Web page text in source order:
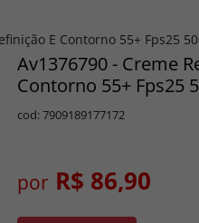
E Contorno 55+ Fps25
Av1376790 - Creme
Contorno 55+ Fps25
cod: 7909189177172
por R$ 86,90